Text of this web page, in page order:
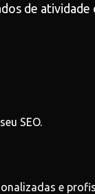
de
SEO.
e